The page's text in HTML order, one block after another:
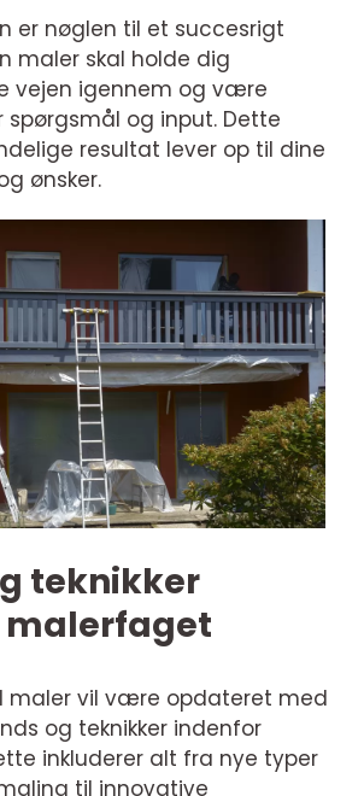
er nøglen til et succesrigt
maler skal holde dig
vejen igennem og være
og input. Dette
resultat lever op til dine
ønsker.
teknikker
malerfaget
maler vil være opdateret med
og teknikker indenfor
inkluderer alt fra nye typer
til innovative